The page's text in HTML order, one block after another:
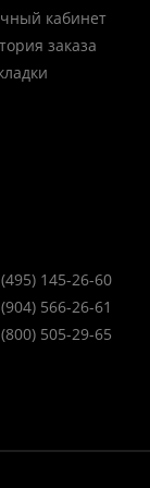
кабинет
заказа
145-26-60
566-26-61
505-29-65